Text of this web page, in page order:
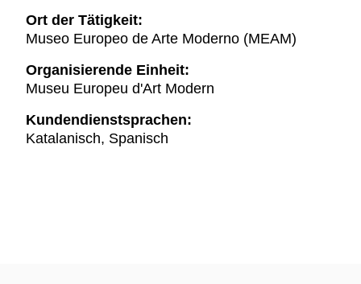
Ort der Tätigkeit:
Museo Europeo de Arte Moderno (MEAM)
Organisierende Einheit:
Museu Europeu d'Art Modern
Kundendienstsprachen:
Katalanisch, Spanisch